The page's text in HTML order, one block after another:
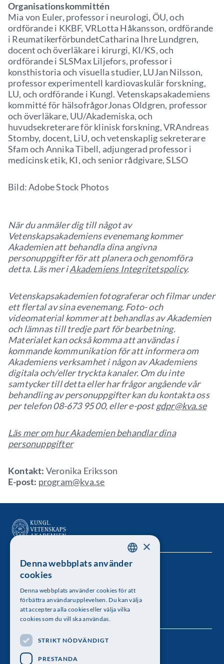
Organisationskommittén
Mia von Euler, professor i neurologi, ÖU, och
ordförande i KKBF, VRLotta Håkansson, ordförande
i ReumatikerförbundetCatharina Ihre Lundgren,
docent och överläkare i kirurgi, KI/KS, och
ordförande i SLSMax Liljefors, professor i
konsthistoria och visuella studier, LUJan Nilsson,
professor experimentell kardiovaskulär forskning,
LU, och ordförande i Kungl. Vetenskapsakademiens
kommitté för hälsofrågorJonas Oldgren, professor
och överläkare, UU/Akademiska, och
huvudsekreterare för klinisk forskning, VRAndreas
Stomby, docent, LiU, och vetenskaplig sekreterare
Sfam och Annika Tibell, adjungerad professor i
medicinsk etik, KI, och senior rådgivare, SLSO
Bild: Adobe Stock Photos
När du anmäler dig till något av
Vetenskapsakademiens evenemang kommer
Akademien att behandla dina angivna
personuppgifter för att planera och genomföra
detta. Läs mer iAkademiens Integritetspolicy.
Vetenskapsakademien fotograferar och filmar under
ett flertal av sina evenemang. Foto- och
videomaterial kommer att behandlas av Akademien
och lämnas till tredje part för bearbetning.
Materialet kan också komma att användas i
kommande kommunikation för att informera om
Akademiens verksamhet i någon av Akademiens
digitala och/eller tryckta kanaler. Om du inte
samtycker till detta eller har frågor angående vår
behandling av personuppgifter kan du kontakta oss
per telefon 08-673 95 00, eller e-postgdpr@kva.se
Läs mer om hur Akademien behandlar dina
personuppgifter
Kontakt: Veronika Eriksson
E-post: program@kva.se
Kungl. Vetenskapsakademien
Besöksadress: Lilla Frescativägen 4A
Telefon: 08-673 95 00
Följ oss
SWEDISH
×
Denna webbplats använder
cookies
Denna webbplats använder cookies för att
förbättra användarupplevelsen. Du kan välja
att acceptera alla cookies eller välja vilka
cookies som du vill ska användas.
STRIKT NÖDVÄNDIGT
PRESTANDA